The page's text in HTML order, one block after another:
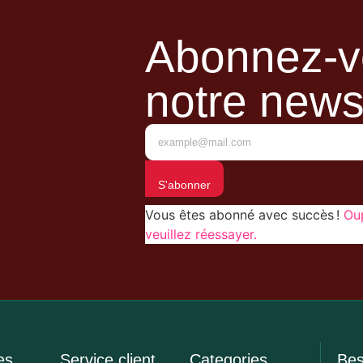
Abonnez-
notre
S'abonner
Vous êtes abonné avec succès !
veuillez réessayer.